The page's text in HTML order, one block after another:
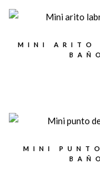
MINI ARITO
MINI